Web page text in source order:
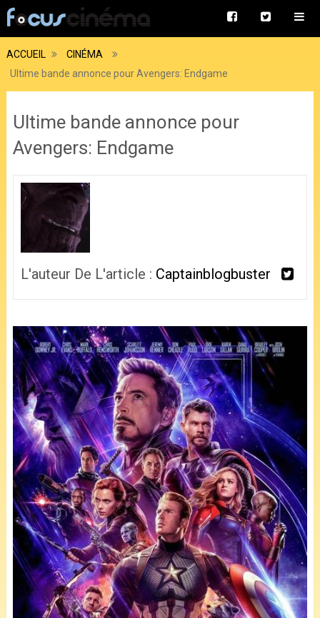
ACCUEIL
CINÉMA
Ultime bande annonce pour Avengers: Endgame
Ultime bande annonce pour
Avengers: Endgame
L'auteur De L'article : Captainblogbuster